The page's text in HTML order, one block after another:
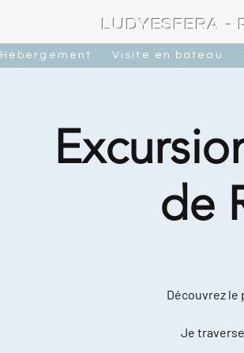
LUDYESFERA -
Hébergement Visite en bateau
de
Découvrez le
Je